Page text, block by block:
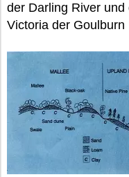
der Darling River
Victoria der Goulburn